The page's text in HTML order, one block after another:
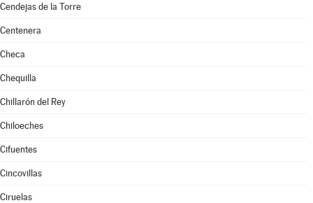
Cendejas de la Torre
Centenera
Checa
Chequilla
Chillarón del Rey
Chiloeches
Cifuentes
Cincovillas
Ciruelas